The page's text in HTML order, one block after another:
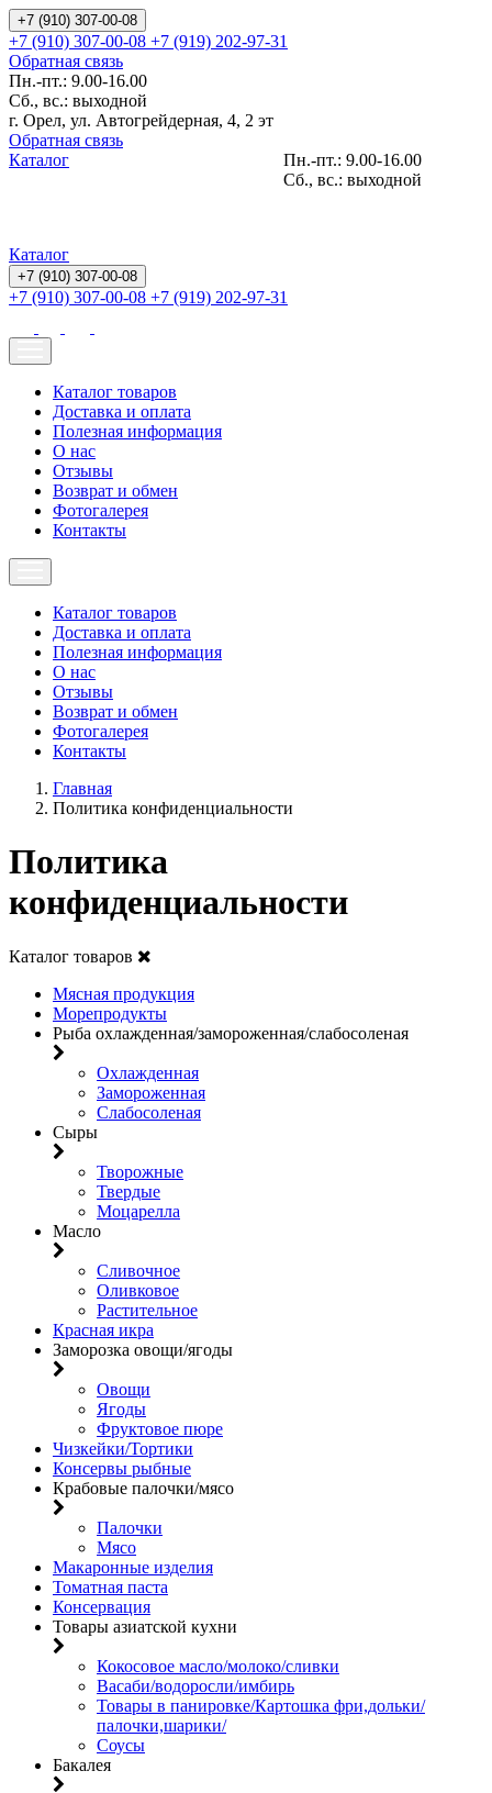
+7 (910) 307-00-08
+7 (910) 307-00-08 +7 (919) 202-97-31
Обратная связь
Пн.-пт.: 9.00-16.00
Сб., вс.: выходной
г. Орел, ул. Автогрейдерная, 4, 2 эт
Обратная связь
Пн.-пт.: 9.00-16.00
Сб., вс.: выходной
Каталог
Каталог
+7 (910) 307-00-08
+7 (910) 307-00-08 +7 (919) 202-97-31
Каталог товаров
Доставка и оплата
Полезная информация
О нас
Отзывы
Возврат и обмен
Фотогалерея
Контакты
Каталог товаров
Доставка и оплата
Полезная информация
О нас
Отзывы
Возврат и обмен
Фотогалерея
Контакты
Главная
Политика конфиденциальности
Политика
конфиденциальности
Каталог товаров
Мясная продукция
Морепродукты
Рыба охлажденная/замороженная/слабосоленая
Охлажденная
Замороженная
Слабосоленая
Сыры
Творожные
Твердые
Моцарелла
Масло
Сливочное
Оливковое
Растительное
Красная икра
Заморозка овощи/ягоды
Овощи
Ягоды
Фруктовое пюре
Чизкейки/Тортики
Консервы рыбные
Крабовые палочки/мясо
Палочки
Мясо
Макаронные изделия
Томатная паста
Консервация
Товары азиатской кухни
Кокосовое масло/молоко/сливки
Васаби/водоросли/имбирь
Товары в панировке/Картошка фри,дольки/
палочки,шарики/
Соусы
Бакалея